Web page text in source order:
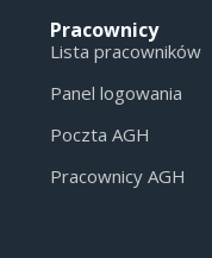
Pracownicy
Lista pracowników
Panel logowania
Poczta AGH
Pracownicy AGH